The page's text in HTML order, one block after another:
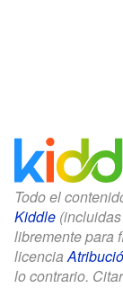
Todo el
Kiddle
libremente para
licencia
lo contrario.